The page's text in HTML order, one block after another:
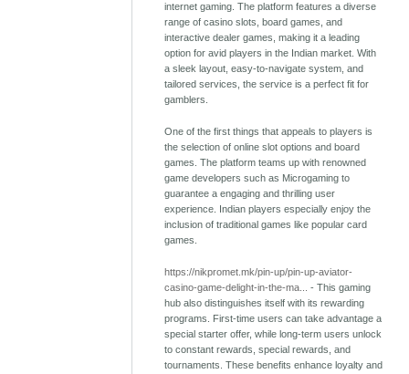
internet gaming. The platform features a diverse
range of casino slots, board games, and
interactive dealer games, making it a leading
option for avid players in the Indian market. With
a sleek layout, easy-to-navigate system, and
tailored services, the service is a perfect fit for
gamblers.
One of the first things that appeals to players is
the selection of online slot options and board
games. The platform teams up with renowned
game developers such as Microgaming to
guarantee a engaging and thrilling user
experience. Indian players especially enjoy the
inclusion of traditional games like popular card
games.
https://nikpromet.mk/pin-up/pin-up-aviator-
casino-game-delight-in-the-ma...
- This gaming
hub also distinguishes itself with its rewarding
programs. First-time users can take advantage a
special starter offer, while long-term users unlock
to constant rewards, special rewards, and
tournaments. These benefits enhance loyalty and